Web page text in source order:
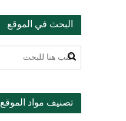
البحث في الموقع
تصنيف مواد الموقع